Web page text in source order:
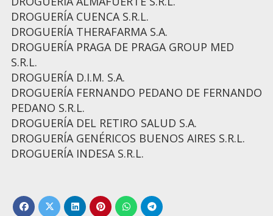
DROGUERÍA CUENCA S.R.L.
DROGUERÍA THERAFARMA S.A.
DROGUERÍA PRAGA DE PRAGA GROUP MED
S.R.L.
DROGUERÍA D.I.M. S.A.
DROGUERÍA FERNANDO PEDANO DE FERNANDO
PEDANO S.R.L.
DROGUERÍA DEL RETIRO SALUD S.A.
DROGUERÍA GENÉRICOS BUENOS AIRES S.R.L.
DROGUERÍA INDESA S.R.L.